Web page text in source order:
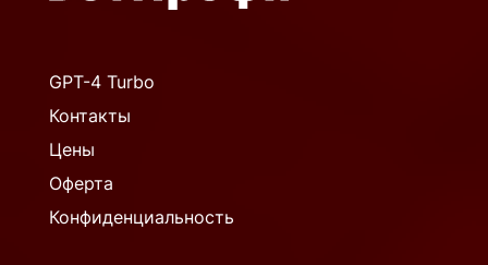
GPT-4 Turbo
Контакты
Цены
Оферта
Конфиденциальность